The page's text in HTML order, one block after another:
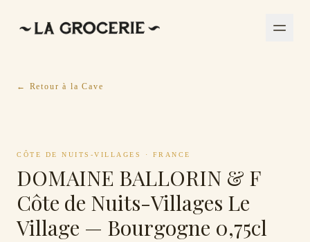
← Retour à la Cave
CÔTE DE NUITS-VILLAGES · FRANCE
DOMAINE BALLORIN & F
Côte de Nuits-Villages Le
Village — Bourgogne 0,75cl